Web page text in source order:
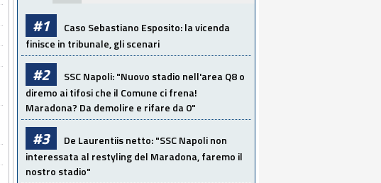
#1
Caso Sebastiano Esposito: la vicenda
finisce in tribunale, gli scenari
#2
SSC Napoli: "Nuovo stadio nell'area Q8 o
diremo ai tifosi che il Comune ci frena!
Maradona? Da demolire e rifare da 0"
#3
De Laurentiis netto: "SSC Napoli non
interessata al restyling del Maradona, faremo il
nostro stadio"